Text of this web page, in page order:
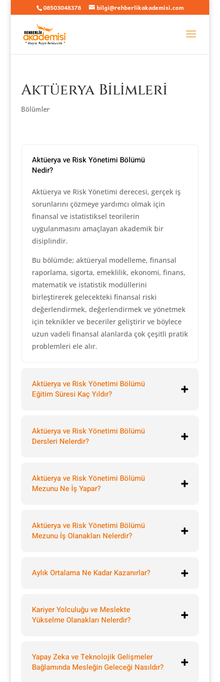
08503048378 bilgi@rehberlikakademisi.com
Aktüerya Bilimleri
Bölümler
Aktüerya ve Risk Yönetimi Bölümü
Nedir?
Aktüerya ve Risk Yönetimi derecesi, gerçek iş
sorunlarını çözmeye yardımcı olmak için
finansal ve istatistiksel teorilerin
uygulanmasını amaçlayan akademik bir
disiplindir.
Bu bölümde; aktüeryal modelleme, finansal
raporlama, sigorta, emeklilik, ekonomi, finans,
matematik ve istatistik modüllerini
birleştirerek gelecekteki finansal riski
değerlendirmek, değerlendirmek ve yönetmek
için teknikler ve beceriler geliştirir ve böylece
uzun vadeli finansal alanlarda çok çeşitli pratik
problemleri ele alır.
Aktüerya ve Risk Yönetimi Bölümü
Eğitim Süresi Kaç Yıldır?
Aktüerya ve Risk Yönetimi Bölümü
Dersleri Nelerdir?
Aktüerya ve Risk Yönetimi Bölümü
Mezunu Ne İş Yapar?
Aktüerya ve Risk Yönetimi Bölümü
Mezunu İş Olanakları Nelerdir?
Aylık Ortalama Ne Kadar Kazanırlar?
Kariyer Yolculuğu ve Meslekte
Yükselme Olanakları Nelerdir?
Yapay Zeka ve Teknolojik Gelişmeler
Bağlamında Mesleğin Geleceği Nasıldır?